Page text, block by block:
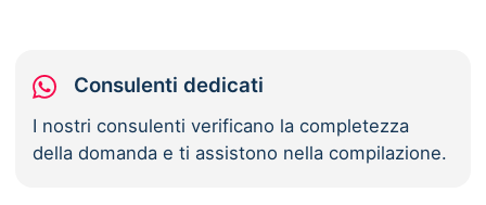
Consulenti dedicati
I nostri consulenti verificano la completezza
della domanda e ti assistono nella compilazione.